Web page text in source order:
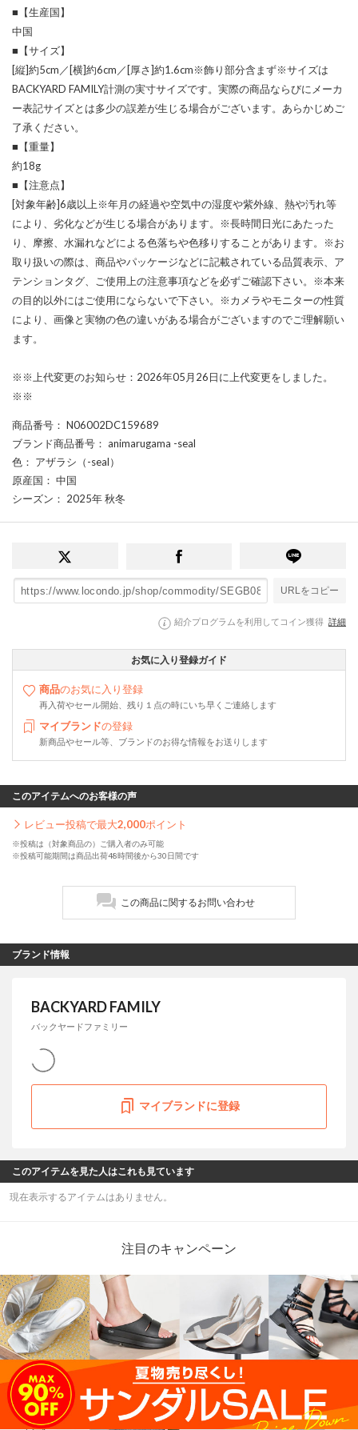
■【生産国】
中国
■【サイズ】
[縦]約5cm／[横]約6cm／[厚さ]約1.6cm※飾り部分含まず※サイズは
BACKYARD FAMILY計測の実寸サイズです。実際の商品ならびにメーカ
ー表記サイズとは多少の誤差が生じる場合がございます。あらかじめご
了承ください。
■【重量】
約18g
■【注意点】
[対象年齢]6歳以上※年月の経過や空気中の湿度や紫外線、熱や汚れ等
により、劣化などが生じる場合があります。※長時間日光にあたった
り、摩擦、水漏れなどによる色落ちや色移りすることがあります。※お
取り扱いの際は、商品やパッケージなどに記載されている品質表示、ア
テンションタグ、ご使用上の注意事項などを必ずご確認下さい。※本来
の目的以外にはご使用にならないで下さい。※カメラやモニターの性質
により、画像と実物の色の違いがある場合がございますのでご理解願い
ます。
※※上代変更のお知らせ：2026年05月26日に上代変更をしました。
※※
商品番号 ： N06002DC159689
ブランド商品番号 ： animarugama -seal
色 ： アザラシ（-seal）
原産国 ： 中国
シーズン ： 2025年 秋冬
URLをコピー
紹介プログラムを利用してコイン獲得 詳細
お気に入り登録ガイド
商品のお気に入り登録
再入荷やセール開始、残り１点の時にいち早くご連絡します
マイブランドの登録
新商品やセール等、ブランドのお得な情報をお送りします
このアイテムへのお客様の声
レビュー投稿で最大2,000ポイント
※投稿は（対象商品の）ご購入者のみ可能
※投稿可能期間は商品出荷48時間後から30日間です
この商品に関するお問い合わせ
ブランド情報
BACKYARD FAMILY
バックヤードファミリー
マイブランドに登録
このアイテムを見た人はこれも見ています
現在表示するアイテムはありません。
注目のキャンペーン